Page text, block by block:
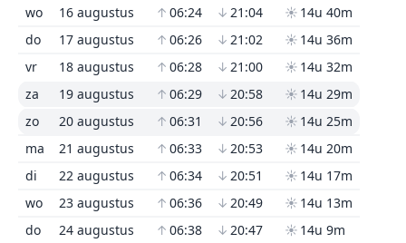
wo
16 augustus ↑ 06:24 ↓ 21:04 ☀ 14u 40m
do
17 augustus ↑ 06:26 ↓ 21:02 ☀ 14u 36m
vr
18 augustus ↑ 06:28 ↓ 21:00 ☀ 14u 32m
za
19 augustus ↑ 06:29 ↓ 20:58 ☀ 14u 29m
zo
20 augustus ↑ 06:31 ↓ 20:56 ☀ 14u 25m
ma
21 augustus ↑ 06:33 ↓ 20:53 ☀ 14u 20m
di
22 augustus ↑ 06:34 ↓ 20:51 ☀ 14u 17m
wo
23 augustus ↑ 06:36 ↓ 20:49 ☀ 14u 13m
do
24 augustus ↑ 06:38 ↓ 20:47 ☀ 14u 9m